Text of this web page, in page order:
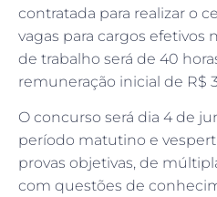
contratada para realizar o
vagas para cargos efetivos
de trabalho será de 40
remuneração inicial de R$
O concurso será dia 4 de
período matutino e
provas objetivas, de
com questões de